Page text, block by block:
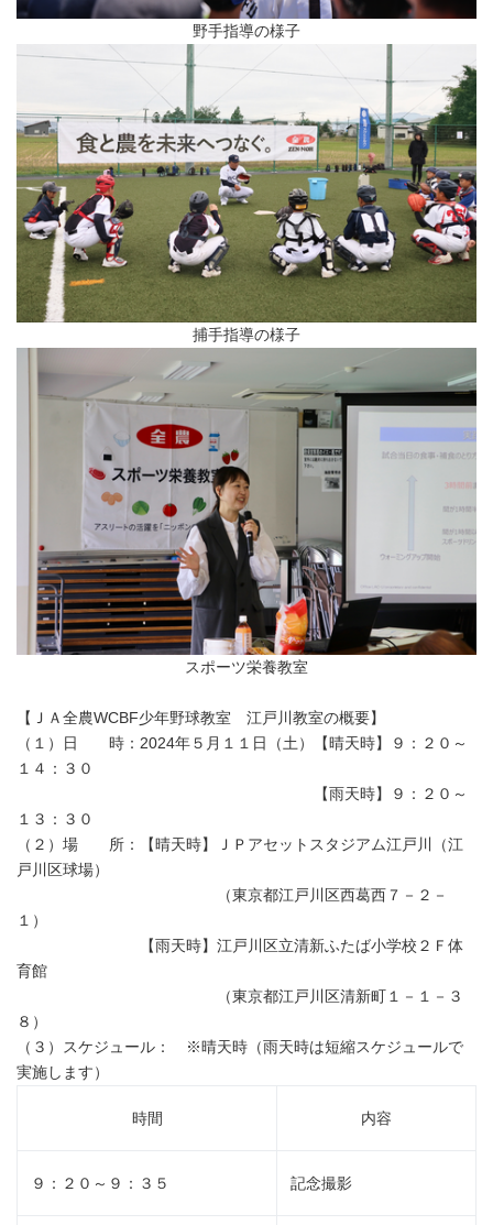
野手指導の様子
捕手指導の様子
スポーツ栄養教室
【ＪＡ全農WCBF少年野球教室 江戸川教室の概要】
（１）日 時：2024年５月１１日（土）【晴天時】９：２０～
１４：３０
【雨天時】９：２０～
１３：３０
（２）場 所：【晴天時】ＪＰアセットスタジアム江戸川（江
戸川区球場）
（東京都江戸川区西葛西７－２－
１）
【雨天時】江戸川区立清新ふたば小学校２Ｆ体
育館
（東京都江戸川区清新町１－１－３
８）
（３）スケジュール： ※晴天時（雨天時は短縮スケジュールで
実施します）
時間 内容
９：２０～９：３５ 記念撮影